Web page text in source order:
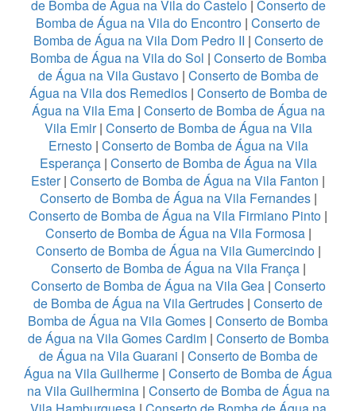
de Bomba de Água na Vila do Castelo| Conserto de
Bomba de Água na Vila do Encontro | Conserto de
Bomba de Água na Vila Dom Pedro II | Conserto de
Bomba de Água na Vila do Sol | Conserto de Bomba
de Água na Vila Gustavo| Conserto de Bomba de
Água na Vila dos Remedios| Conserto de Bomba de
Água na Vila Ema| Conserto de Bomba de Água na
Vila Emir| Conserto de Bomba de Água na Vila
Ernesto| Conserto de Bomba de Água na Vila
Esperança| Conserto de Bomba de Água na Vila
Ester| Conserto de Bomba de Água na Vila Fanton |
Conserto de Bomba de Água na Vila Fernandes|
Conserto de Bomba de Água na Vila Firmiano Pinto |
Conserto de Bomba de Água na Vila Formosa|
Conserto de Bomba de Água na Vila Gumercindo|
Conserto de Bomba de Água na Vila França|
Conserto de Bomba de Água na Vila Gea| Conserto
de Bomba de Água na Vila Gertrudes | Conserto de
Bomba de Água na Vila Gomes | Conserto de Bomba
de Água na Vila Gomes Cardim| Conserto de Bomba
de Água na Vila Guarani | Conserto de Bomba de
Água na Vila Guilherme | Conserto de Bomba de Água
na Vila Guilhermina| Conserto de Bomba de Água na